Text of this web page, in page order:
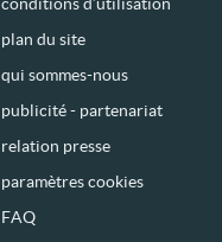
plan du site
qui sommes-nous
publicité - partenariat
relation presse
paramètres cookies
FAQ